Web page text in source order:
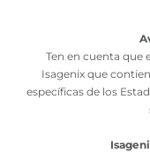
Ten en cuenta que
Isagenix que
específicas de los